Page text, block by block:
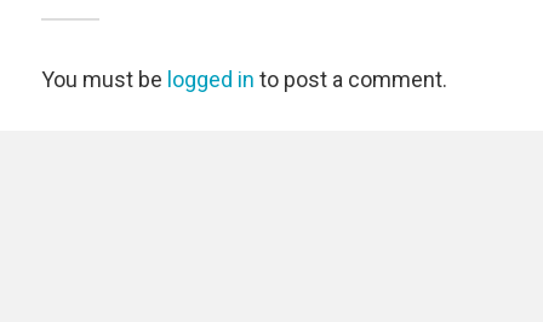
You must be logged in to post a comment.